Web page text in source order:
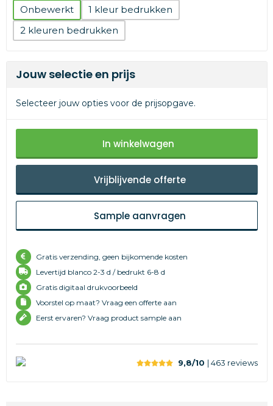
Onbewerkt
1
2
Jouw selectie en prijs
Selecteer jouw opties voor de prijsopgave.
In winkelwagen
Vrijblijvende offerte
Sample aanvragen
Gratis verzending, geen bijkomende kosten
Levertijd blanco 2-3 d / bedrukt 6-8 d
Gratis digitaal drukvoorbeeld
Voorstel op maat? Vraag een offerte aan
Eerst ervaren? Vraag product sample aan
9,8/10 | 463 reviews